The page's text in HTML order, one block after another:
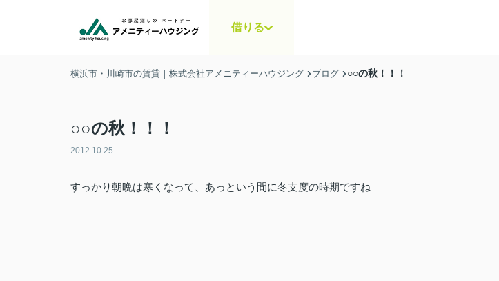
借りる
横浜市・川崎市の賃貸｜株式会社アメニティーハウジング ブログ ○○の秋！！！
○○の秋！！！
2012.10.25
すっかり朝晩は寒くなって、あっという間に冬支度の時期ですね